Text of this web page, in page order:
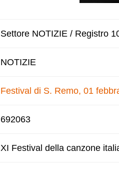
Settore NOTIZIE / Registro
NOTIZIE
Festival di S. Remo, 01
692063
XI Festival della canzone